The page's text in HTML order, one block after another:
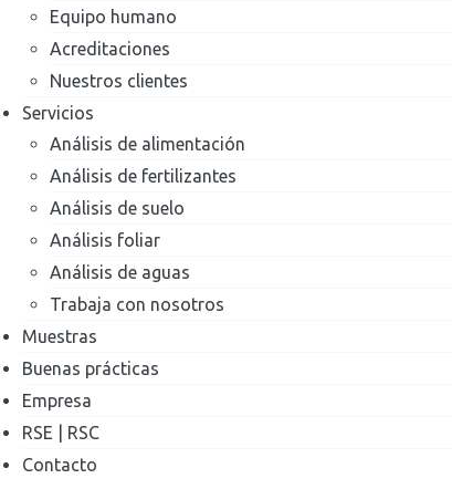
Equipo humano
Acreditaciones
Nuestros clientes
Servicios
Análisis de alimentación
Análisis de fertilizantes
Análisis de suelo
Análisis foliar
Análisis de aguas
Trabaja con nosotros
Muestras
Buenas prácticas
Empresa
RSE | RSC
Contacto